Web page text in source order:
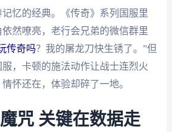
忆的经典。《传奇》系列国服里
然嘹亮，老行会兄弟的微信群里
传奇吗？我的屠龙刀快生锈了。”但
，卡顿的施法动作让战士连烈火
怀还在，体验却碎了一地。
咒 关键在数据走